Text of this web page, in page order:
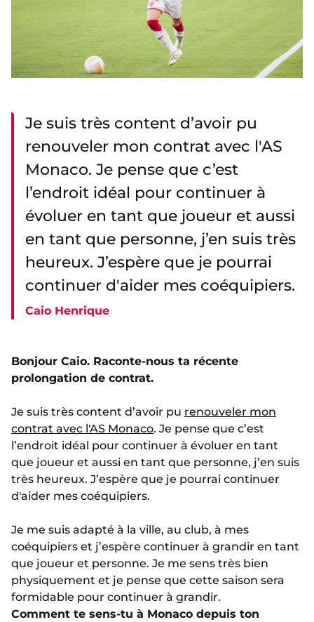
Je suis très content d’avoir pu
renouveler mon contrat avec l'AS
Monaco. Je pense que c’est
l’endroit idéal pour continuer à
évoluer en tant que joueur et aussi
en tant que personne, j’en suis très
heureux. J’espère que je pourrai
continuer d'aider mes coéquipiers.
Caio Henrique
Bonjour Caio. Raconte-nous ta récente
prolongation de contrat.
Je suis très content d’avoir pu renouveler mon
contrat avec l'AS Monaco. Je pense que c’est
l’endroit idéal pour continuer à évoluer en tant
que joueur et aussi en tant que personne, j’en suis
très heureux. J’espère que je pourrai continuer
d'aider mes coéquipiers.
Je me suis adapté à la ville, au club, à mes
coéquipiers et j’espère continuer à grandir en tant
que joueur et personne. Je me sens très bien
physiquement et je pense que cette saison sera
formidable pour continuer à grandir.
Comment te sens-tu à Monaco depuis ton